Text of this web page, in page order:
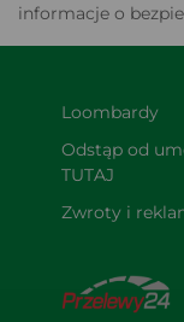
informacje o
Loombardy
Odstąp od
TUTAJ
Zwroty i